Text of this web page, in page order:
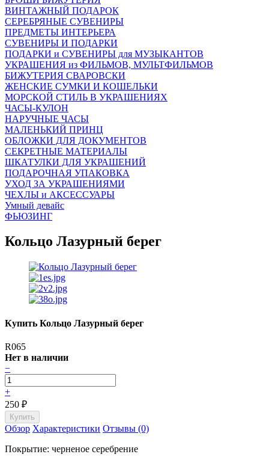
ВИНТАЖНЫЙ ПОДАРОК
СЕРЕБРЯНЫЕ СУВЕНИРЫ
ПРЕДМЕТЫ ИНТЕРЬЕРА
СУВЕНИРЫ И ПОДАРКИ
ПОДАРКИ и СУВЕНИРЫ для МУЗЫКАНТОВ
УКРАШЕНИЯ из ФИЛЬМОВ, МУЛЬТФИЛЬМОВ
БИЖУТЕРИЯ СВАРОВСКИ
ЖЕНСКИЕ СУМКИ И КОШЕЛЬКИ
МОРСКОЙ СТИЛЬ В УКРАШЕНИЯХ
ЧАСЫ-КУЛОН
НАРУЧНЫЕ ЧАСЫ
МАЛЕНЬКИЙ ПРИНЦ
ОБЛОЖКИ ДЛЯ ДОКУМЕНТОВ
СЕКРЕТНЫЕ МАТЕРИАЛЫ
ШКАТУЛКИ ДЛЯ УКРАШЕНИЙ
ПОДАРОЧНАЯ УПАКОВКА
УХОД ЗА УКРАШЕНИЯМИ
ЧEХЛЫ и АКСЕССУАРЫ
Умный девайс
ФЬЮЗИНГ
Кольцо Лазурный берег
Купить Кольцо Лазурный берег
R065
Нет в наличии
−
+
250 ₽
Обзор Характеристики Отзывы (0)
Покрытие: черненое серебрение